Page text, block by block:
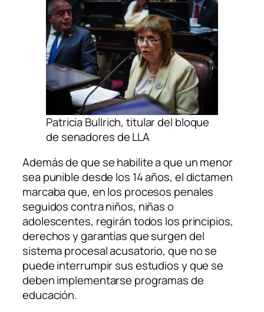
Patricia Bullrich, titular del bloque
de senadores de LLA
Además de que se habilite a que un menor
sea punible desde los 14 años, el dictamen
marcaba que, en los procesos penales
seguidos contra niños, niñas o
adolescentes, regirán todos los principios,
derechos y garantías que surgen del
sistema procesal acusatorio, que no se
puede interrumpir sus estudios y que se
deben implementarse programas de
educación.